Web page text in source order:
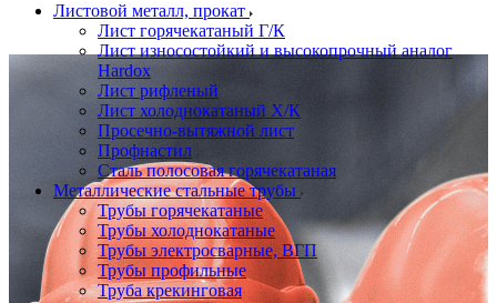
Листовой металл, прокат
Лист горячекатаный Г/К
Лист износостойкий и высокопрочный аналог
Hardox
Лист рифленый
Лист холоднокатаный Х/К
Просечно-вытяжной лист
Профнастил
Сталь полосовая горячекатаная
Металлические стальные трубы
Трубы горячекатаные
Трубы холоднокатаные
Трубы электросварные, ВГП
Трубы профильные
Труба крекинговая